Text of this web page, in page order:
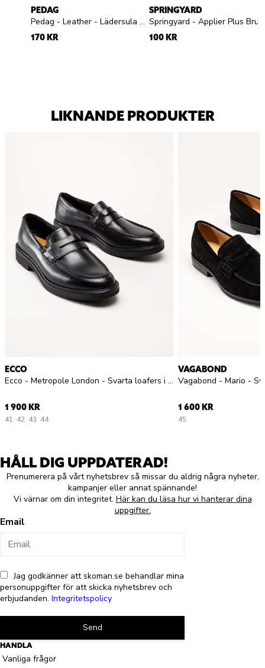
PEDAG
Pedag - Leather - Lädersula med aktivt kol
170 KR
SPRINGYARD
100 KR
LIKNANDE PRODUKTER
ECCO
Ecco - Metropole London - Svarta loafers i skinn
1 900 KR
41 42 43 44
VAGABOND
Vagabond - Mario -
1 600 KR
45
HÅLL DIG UPPDATERAD!
Prenumerera på vårt nyhetsbrev så missar du aldrig några nyheter,
kampanjer eller annat spännande!
Vi värnar om din integritet. Här kan du läsa hur vi hanterar dina
uppgifter.
Email
Jag godkänner att skoman.se behandlar mina
personuppgifter för att skicka nyhetsbrev och
erbjudanden. Integritetspolicy
Send
HANDLA
Vanliga frågor